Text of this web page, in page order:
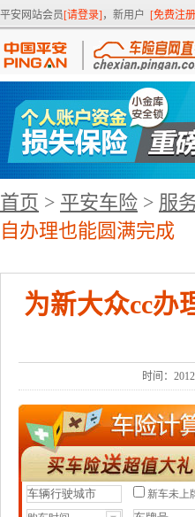
平安网站会员[请登录] ，新用户 [免费注
首页 > 平安车险 > 服
自办理也能圆满完成
为新大众cc办
时间：